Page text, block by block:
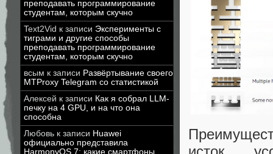
преподавать программирование
студентам, которым скучно
Text2Vid к записи Эксперименты с
тиграми и другие способы
преподавать программирование
студентам, которым скучно
всым к записи Развёртывание своего
MTProxy Telegram со статистикой
Алексей к записи Как я собрал LLM-
печку на 4 GPU, и на что она
способна
Любовь к записи Huawei
официально представила
HarmonyOS 7: какие смартфоны